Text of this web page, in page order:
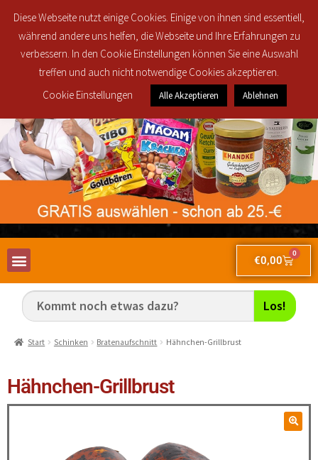
und 30916 ab 25€ brutto Bestellwert für nur 2,50€!
€0,00
0
Los!
Start Schinken Bratenaufschnitt Hähnchen-Grillbrust
Hähnchen-Grillbrust
Diese Webseite nutzt einige Cookies. Einige von ihnen sind essentiell,
während andere uns helfen, die Webseite und Ihre Erfahrungen zu
verbessern. In den Cookie Einstellungen können Sie eine Auswahl
treffen und auch nicht notwendige Cookies akzeptieren.
Cookie Einstellungen
Alle Akzeptieren Ablehnen